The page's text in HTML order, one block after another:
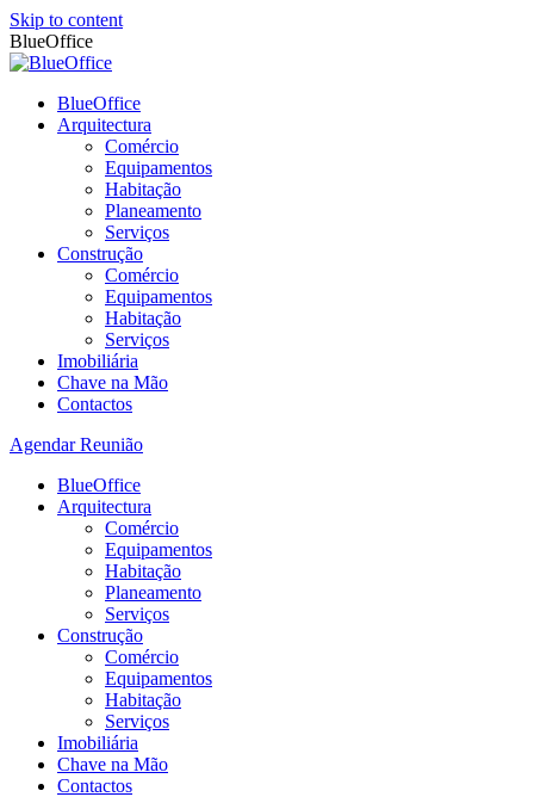
Skip to content
BlueOffice
BlueOffice
Arquitectura
Comércio
Equipamentos
Habitação
Planeamento
Serviços
Construção
Comércio
Equipamentos
Habitação
Serviços
Imobiliária
Chave na Mão
Contactos
Agendar Reunião
BlueOffice
Arquitectura
Comércio
Equipamentos
Habitação
Planeamento
Serviços
Construção
Comércio
Equipamentos
Habitação
Serviços
Imobiliária
Chave na Mão
Contactos